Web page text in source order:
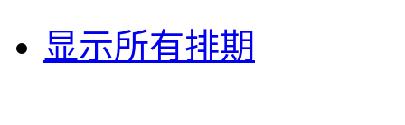
显示所有排期